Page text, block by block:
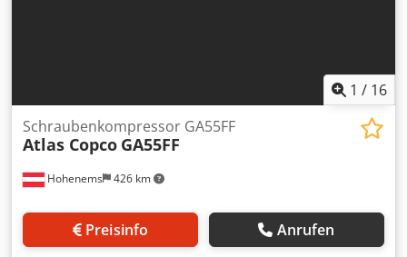
Lieferumfang: – Vollständige Original Dokumentation –
RFID Karten (2x) – Zuleitungskabel 5m mit 32A Stecker
1 / 16
Hohenems 426 km
Schraubenkompressor GA55FF
Atlas Copco GA55FF
Preisinfo Anrufen